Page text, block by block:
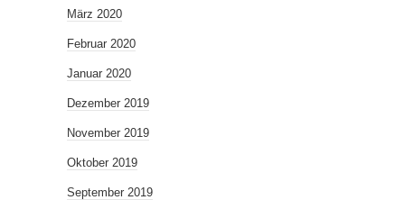
März 2020
Februar 2020
Januar 2020
Dezember 2019
November 2019
Oktober 2019
September 2019